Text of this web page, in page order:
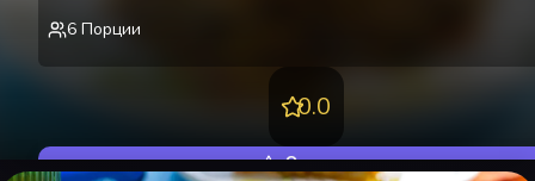
6 Порции
0.0
Оценить